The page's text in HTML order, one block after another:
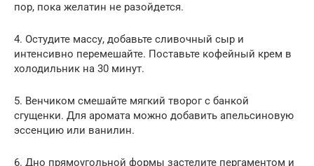
пор, пока желатин не разойдется.
4. Остудите массу, добавьте сливочный сыр и
интенсивно перемешайте. Поставьте кофейный крем в
холодильник на 30 минут.
5. Венчиком смешайте мягкий творог с банкой
сгущенки. Для аромата можно добавить апельсиновую
эссенцию или ванилин.
6. Дно прямоугольной формы застелите пергаментом и